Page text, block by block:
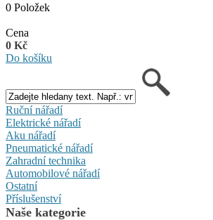
0 Položek
Cena
0 Kč
Do košíku
Ruční nářadí
Elektrické nářadí
Aku nářadí
Pneumatické nářadí
Zahradní technika
Automobilové nářadí
Ostatní
Příslušenství
Naše kategorie